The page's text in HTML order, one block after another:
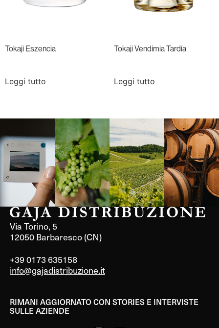
Tokaji Eszencia
Leggi tutto
Tokaji Vendimia Tardía
Leggi tutto
Langa, 1977 Borgogna,
Francia
Borgogna,
Francia
Instagram
Via Torino, 5
12050 Barbaresco (CN)
+39 0173 635158
info@gajadistribuzione.it
RIMANI AGGIORNATO CON STORIES E INTERVISTE
SULLE AZIENDE